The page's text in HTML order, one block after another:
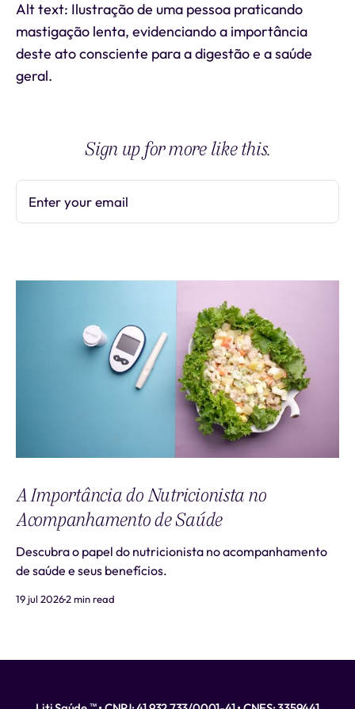
Alt text: Ilustração de uma pessoa praticando
mastigação lenta, evidenciando a importância
deste ato consciente para a digestão e a saúde
geral.
Sign up for more like this.
Enter your email
A Importância do Nutricionista no
Acompanhamento de Saúde
Descubra o papel do nutricionista no acompanhamento
de saúde e seus benefícios.
19 jul 20262 min read